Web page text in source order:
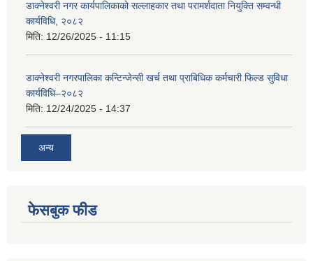
डाक्नेश्वरी नगर कार्यपालिकाको सल्लाहकार तथा परामर्शदाता नियुक्ति सम्वन्धी
कार्यविधि, २०८२
मिति: 12/26/2025 - 11:15
डाक्नेश्वरी नगरपालिका कन्टिन्जेन्सी खर्च तथा प्राबिधिक कर्मचारी फिल्ड सुविधा
कार्यविधि–२०८२
मिति: 12/24/2025 - 14:37
अन्य
फेसबुक फीड